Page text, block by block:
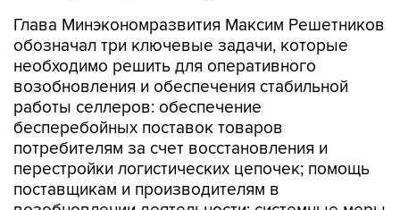
Глава Минэкономразвития Максим Решетников
обозначал три ключевые задачи, которые
необходимо решить для оперативного
возобновления и обеспечения стабильной
работы селлеров: обеспечение
бесперебойных поставок товаров
потребителям за счет восстановления и
перестройки логистических цепочек; помощь
поставщикам и производителям в